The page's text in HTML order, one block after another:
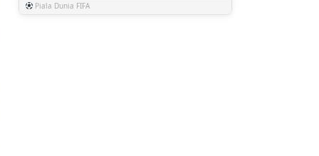
Piala Dunia FIFA